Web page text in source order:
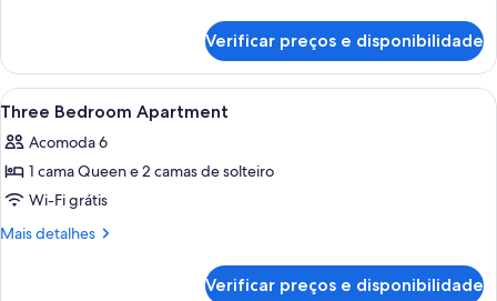
Bedroom
Apartment
Verificar preços e disponibilidade
Carrega
todas
as
fotos
de
Three
Quarto com grande porta de vidro
1
Three Bedroom Apartment
Acomoda 6
1 cama Queen e 2 camas de solteiro
Wi-Fi grátis
Mais detalhes
Mais
Verificar preços e disponibilidade